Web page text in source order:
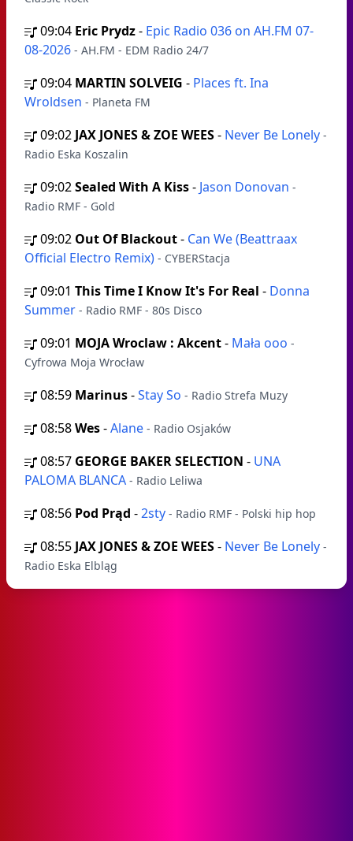
09:04 Eric Prydz- Epic Radio 036 on AH.FM 07-
08-2026 - AH.FM - EDM Radio 24/7
09:04 MARTIN SOLVEIG - Places ft. Ina
Wroldsen - Planeta FM
09:02 JAX JONES & ZOE WEES- Never Be Lonely -
Radio Eska Koszalin
09:02Sealed With A Kiss- Jason Donovan -
Radio RMF - Gold
09:02 Out Of Blackout- Can We (Beattraax
Official Electro Remix) - CYBERStacja
09:01 This Time I Know It's For Real - Donna
Summer - Radio RMF - 80s Disco
09:01 MOJA Wroclaw : Akcent- Mała ooo -
Cyfrowa Moja Wrocław
08:59 Marinus-Stay So - Radio Strefa Muzy
08:58Wes-Alane - Radio Osjaków
08:57 GEORGE BAKER SELECTION - UNA
PALOMA BLANCA - Radio Leliwa
08:56 Pod Prąd -2sty - Radio RMF - Polski hip hop
08:55 JAX JONES & ZOE WEES- Never Be Lonely -
Radio Eska Elbląg